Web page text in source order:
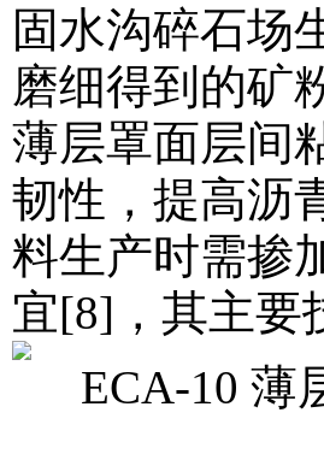
固水沟碎石场
磨细得到的矿
薄层罩面层间
韧性，提高沥
料生产时需掺
宜[8]，其主要